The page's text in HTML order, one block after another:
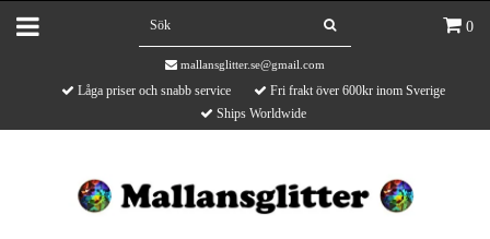
0
mallansglitter.se@gmail.com
Låga priser och snabb service
Fri frakt över 600kr inom Sverige
Ships Worldwide